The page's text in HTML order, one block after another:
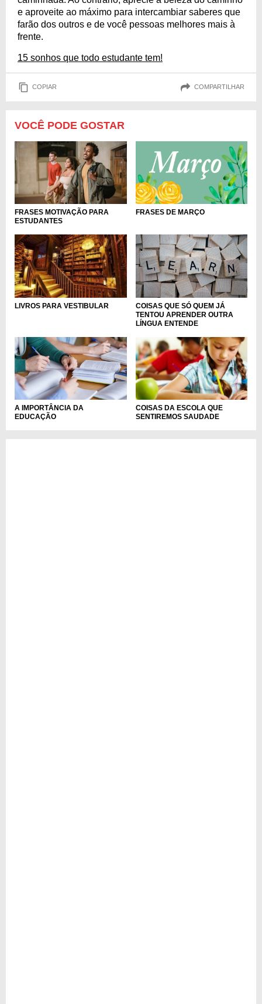
e aproveite ao máximo para intercambiar saberes que
farão dos outros e de você pessoas melhores mais à
frente.
15 sonhos que todo estudante tem!
COPIAR COMPARTILHAR
VOCÊ PODE GOSTAR
FRASES MOTIVAÇÃO PARA
ESTUDANTES
FRASES DE MARÇO
LIVROS PARA VESTIBULAR
COISAS QUE SÓ QUEM JÁ
TENTOU APRENDER OUTRA
LÍNGUA ENTENDE
A IMPORTÂNCIA DA
EDUCAÇÃO
COISAS DA ESCOLA QUE
SENTIREMOS SAUDADE